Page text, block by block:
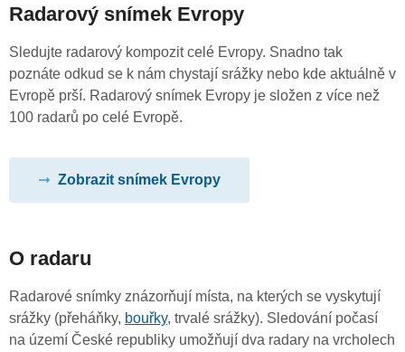
Radarový snímek Evropy
Sledujte radarový kompozit celé Evropy. Snadno tak
poznáte odkud se k nám chystají srážky nebo kde aktuálně v
Evropě prší. Radarový snímek Evropy je složen z více než
100 radarů po celé Evropě.
Zobrazit snímek Evropy
O radaru
Radarové snímky znázorňují místa, na kterých se vyskytují
srážky (přeháňky, bouřky, trvalé srážky). Sledování počasí
na území České republiky umožňují dva radary na vrcholech